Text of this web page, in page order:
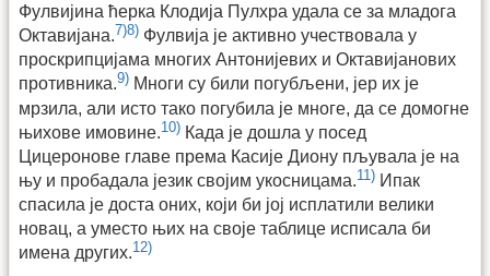
Фулвијина ћерка Клодија Пулхра удала се за младога
Октавијана.7)8) Фулвија је активно учествовала у
проскрипцијама многих Антонијевих и Октавијанових
противника.9) Многи су били погубљени, јер их је
мрзила, али исто тако погубила је многе, да се домогне
њихове имовине.10) Када је дошла у посед
Цицеронове главе према Касије Диону пљувала је на
њу и пробадала језик својим укосницама.11) Ипак
спасила је доста оних, који би јој исплатили велики
новац, а уместо њих на своје таблице исписала би
имена других.12)